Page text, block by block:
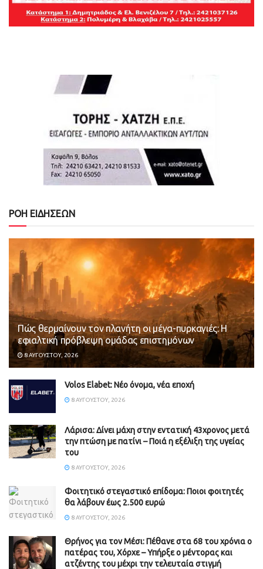
ΡΟΗ ΕΙΔΗΣΕΩΝ
Πώς θερμαίνουν τον πλανήτη οι μέγα-πυρκαγιές: Η
εφιαλτική πρόβλεψη ομάδας επιστημόνων
8 ΑΥΓΟΎΣΤΟΥ, 2026
Volos Elabet: Νέο όνομα, νέα εποχή
8 ΑΥΓΟΎΣΤΟΥ, 2026
Λάρισα: Δίνει μάχη στην εντατική 43χρονος μετά
την πτώση με πατίνι – Ποιά η εξέλιξη της υγείας
του
8 ΑΥΓΟΎΣΤΟΥ, 2026
Φοιτητικό στεγαστικό επίδομα: Ποιοι φοιτητές
θα λάβουν έως 2.500 ευρώ
8 ΑΥΓΟΎΣΤΟΥ, 2026
Θρήνος για τον Μέσι: Πέθανε στα 68 του χρόνια ο
πατέρας του, Χόρχε – Υπήρξε ο μέντορας και
ατζέντης του μέχρι την τελευταία στιγμή